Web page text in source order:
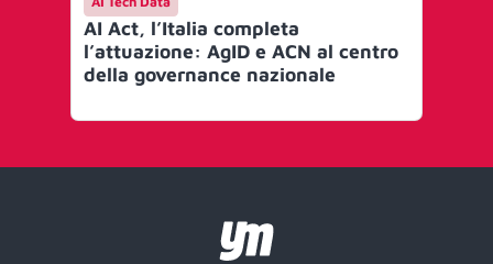
AI Act, l’Italia completa
l’attuazione: AgID e ACN al centro
della governance nazionale